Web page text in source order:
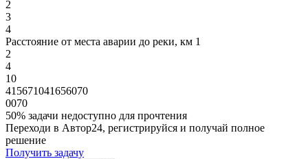
2
3
4
Расстояние от места аварии до реки, км 1
2
4
10
415671041656070
0070
50% задачи недоступно для прочтения
Переходи в Автор24, регистрируйся и получай полное
решение
Получить задачу